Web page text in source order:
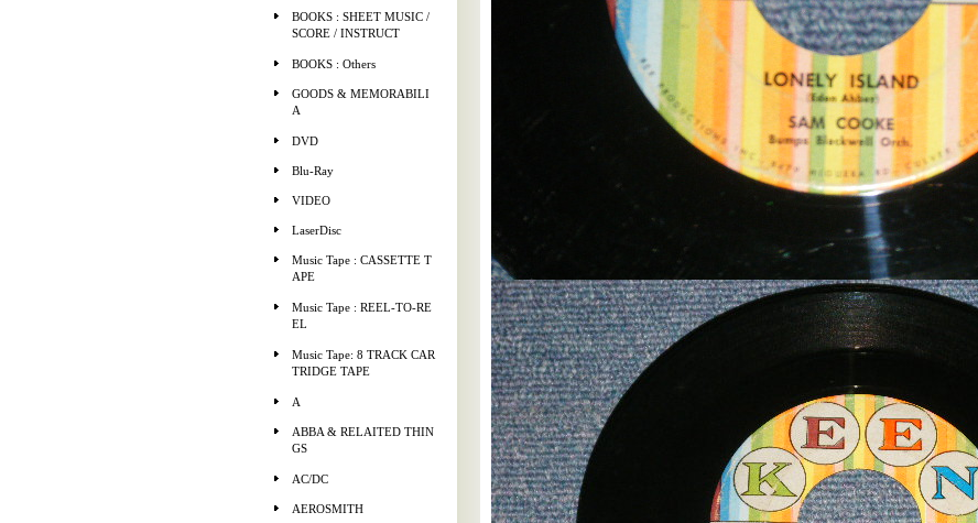
BOOKS : SHEET MUSIC /
SCORE / INSTRUCT
BOOKS : Others
GOODS & MEMORABILI
A
DVD
Blu-Ray
VIDEO
LaserDisc
Music Tape : CASSETTE T
APE
Music Tape : REEL-TO-RE
EL
Music Tape: 8 TRACK CAR
TRIDGE TAPE
A
ABBA & RELAITED THIN
GS
AC/DC
AEROSMITH